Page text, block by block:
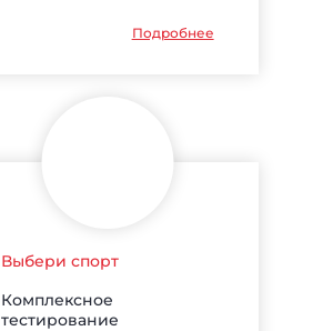
Подробнее
Выбери спорт
Комплексное
тестирование